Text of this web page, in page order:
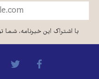
با اشتراک این خبرنامه، شما